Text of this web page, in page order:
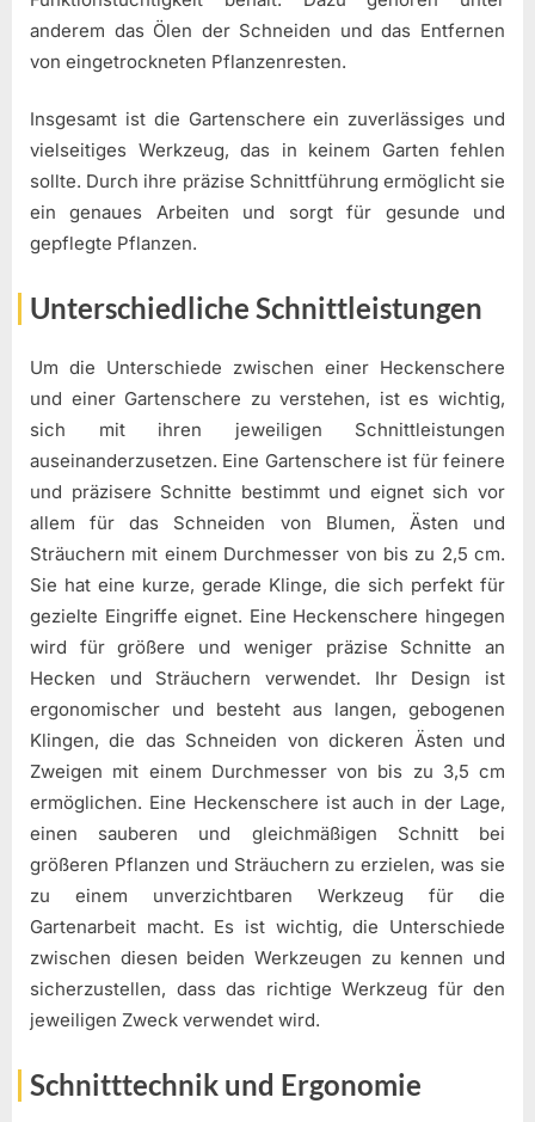
anderem das Ölen der Schneiden und das Entfernen
von eingetrockneten Pflanzenresten.
Insgesamt ist die Gartenschere ein zuverlässiges und
vielseitiges Werkzeug, das in keinem Garten fehlen
sollte. Durch ihre präzise Schnittführung ermöglicht sie
ein genaues Arbeiten und sorgt für gesunde und
gepflegte Pflanzen.
Unterschiedliche Schnittleistungen
Um die Unterschiede zwischen einer Heckenschere
und einer Gartenschere zu verstehen, ist es wichtig,
sich mit ihren jeweiligen Schnittleistungen
auseinanderzusetzen. Eine Gartenschere ist für feinere
und präzisere Schnitte bestimmt und eignet sich vor
allem für das Schneiden von Blumen, Ästen und
Sträuchern mit einem Durchmesser von bis zu 2,5 cm.
Sie hat eine kurze, gerade Klinge, die sich perfekt für
gezielte Eingriffe eignet. Eine Heckenschere hingegen
wird für größere und weniger präzise Schnitte an
Hecken und Sträuchern verwendet. Ihr Design ist
ergonomischer und besteht aus langen, gebogenen
Klingen, die das Schneiden von dickeren Ästen und
Zweigen mit einem Durchmesser von bis zu 3,5 cm
ermöglichen. Eine Heckenschere ist auch in der Lage,
einen sauberen und gleichmäßigen Schnitt bei
größeren Pflanzen und Sträuchern zu erzielen, was sie
zu einem unverzichtbaren Werkzeug für die
Gartenarbeit macht. Es ist wichtig, die Unterschiede
zwischen diesen beiden Werkzeugen zu kennen und
sicherzustellen, dass das richtige Werkzeug für den
jeweiligen Zweck verwendet wird.
Schnitttechnik und Ergonomie